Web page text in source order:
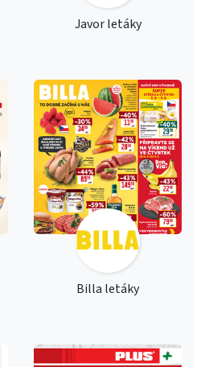
Javor letáky
Billa letáky